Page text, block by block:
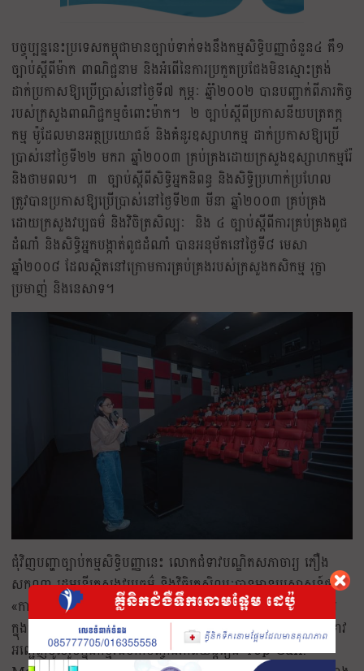
បច្ចុប្បន្ននេះប្រទេសកម្ពុជាមានច្បាប់ទាក់ទងនឹងកម្មសិទ្ធិបញ្ញាចំនួន៤ គឺ១
ច្បាប់ស្ដីពីម៉ាក ពាណិជ្ជនាម និងអំពើនៃការប្រកួតប្រជែងមិនស្មោះត្រង់
ដាក់ប្រកាសឱ្យប្រើប្រាស់នៅថ្ងៃទី៧ កុម្ភៈ ឆ្នំាំ២០០២ បានបញ្ជាក់ពីភារកិច្ច
របស់ក្រសួងពាណិជ្ជកម្មចំពោះម៉ាក។ ២ ច្បាប់ស្ដីពីប្រកាសនីយបត្រតក្ក
កម្ម ម៉ូដែលមានអត្ថប្រយោជន៍ និងគំនូរឧស្សាហកម្ម ដាក់ប្រកាសឱ្យប្រើ
ប្រាស់នៅថ្ងៃទី២២ មករា​ ឆ្នាំ២០០៣ គ្រប់គ្រងដោយក្រសួងឧស្សាហកម្មរ៉ែ
និងថាមពល។ ៣ ច្បាប់ស្ដីពីសិទ្ធិអ្នកនិពន្ធ និងសិទ្ធិប្រហាក់ប្រហែល
ត្រូវបានប្រកាសឱ្យប្រើប្រាស់នៅថ្ងៃទី២៣ មីនា​ ឆ្នាំ២០០៣ គ្រប់គ្រង
ដោយក្រសួងវប្បធម៌ និងវិចិត្រសិល្បៈ និង ៤ ច្បាប់ស្ដីពីការគ្រប់គ្រងពូជ
ដំណាំ និងសិទ្ធិអ្នកបង្កាត់ពូជដំណាំ បានអនុម័តនៅថ្ងៃទី៨ មេសា
ឆ្នាំ២០០៨ ដែលស្ថិតនៅក្រោមការគ្រប់គ្រងរបស់ក្រសួងកសិកម្ម រុក្ខា
ប្រមាញ់ និងនេសាទ។
ជុំវិញបញ្ហាច្បាប់កម្មសិទ្ធិបញ្ញានេះ​ លោកជំទាវបណ្ឌិតសភាចារ្យ ភឿង
សកុណា រដ្ឋមន្ត្រីក្រសួងវប្បធម៌ និងវិចិត្រសិល្បៈបានមានប្រសាសន៍ថា
«ការគោរពច្បាប់កម្មសិទ្ធិបញ្ញាដែលជាមូលដ្ឋានគ្រឹះ និងជាកម្លាំងចលករ
ក្នុងការជំរុញការច្នៃប្រឌិតថ្មី» ការថ្លែងនេះស្ថិតក្នុងឱកាសដែលលោកជំទាវ
អញ្ជើញចូលរួមក្នុងកម្មវិធីចាក់បញ្ចាំងភាពយន្តរឿង Top Gun: